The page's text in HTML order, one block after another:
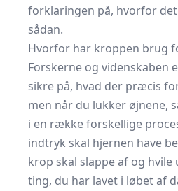
forklaringen på, hvorfor
sådan.
Hvorfor har kroppen brug
Forskerne og videnskaben
sikre på, hvad der præcis
men når du lukker øjnene,
i en række forskellige
indtryk skal hjernen have
krop skal slappe af og hvile
ting, du har lavet i løbet af